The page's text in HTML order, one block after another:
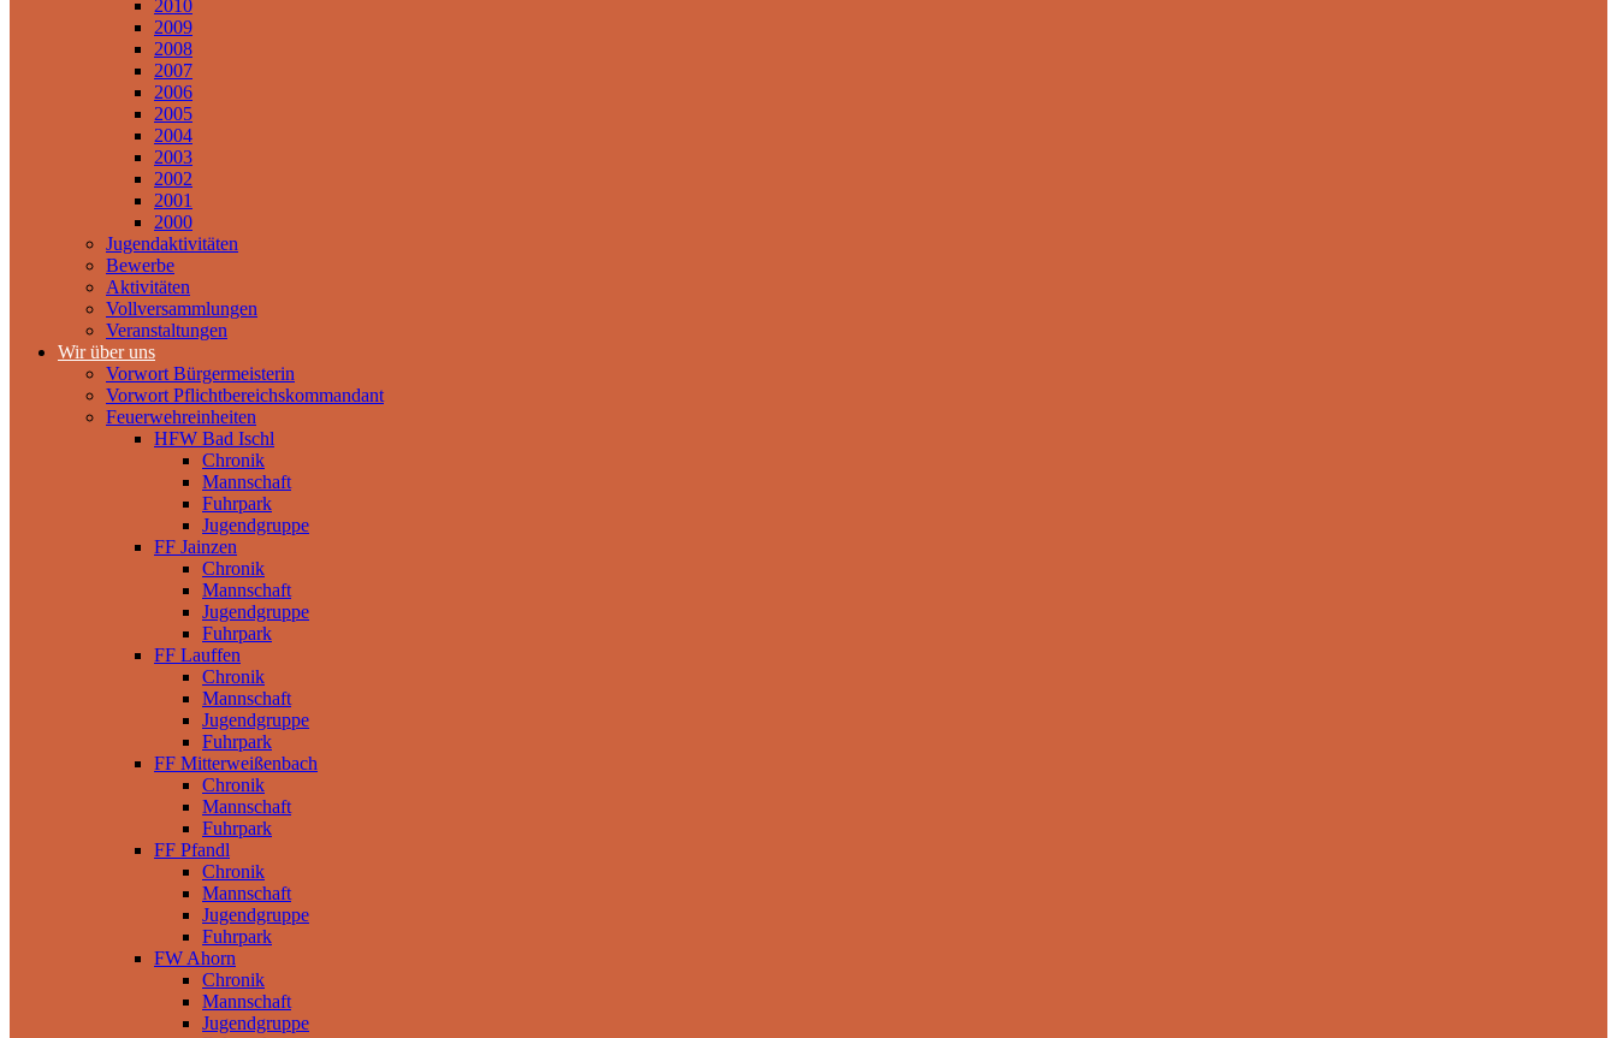
2010
2009
2008
2007
2006
2005
2004
2003
2002
2001
2000
Jugendaktivitäten
Bewerbe
Aktivitäten
Vollversammlungen
Veranstaltungen
Wir über uns
Vorwort Bürgermeisterin
Vorwort Pflichtbereichskommandant
Feuerwehreinheiten
HFW Bad Ischl
Chronik
Mannschaft
Fuhrpark
Jugendgruppe
FF Jainzen
Chronik
Mannschaft
Jugendgruppe
Fuhrpark
FF Lauffen
Chronik
Mannschaft
Jugendgruppe
Fuhrpark
FF Mitterweißenbach
Chronik
Mannschaft
Fuhrpark
FF Pfandl
Chronik
Mannschaft
Jugendgruppe
Fuhrpark
FW Ahorn
Chronik
Mannschaft
Jugendgruppe